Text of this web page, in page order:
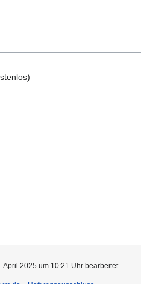
2025 um 10:21 Uhr bearbeitet.